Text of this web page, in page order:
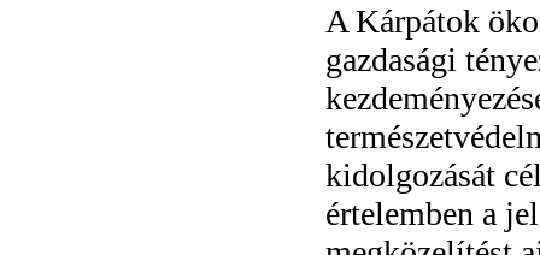
A Kárpátok
gazdasági
kidolgozását
értelemben a